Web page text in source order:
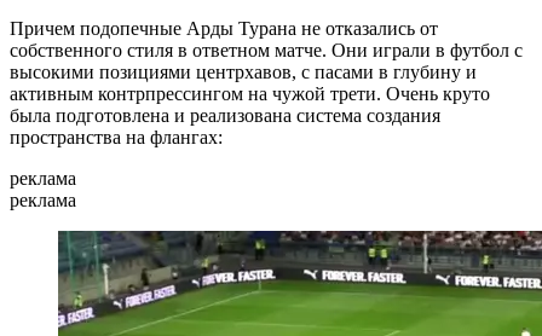
Причем подопечные Арды Турана не отказались от
собственного стиля в ответном матче. Они играли в футбол с
высокими позициями центрхавов, с пасами в глубину и
активным контрпрессингом на чужой трети. Очень круто
была подготовлена и реализована система создания
пространства на флангах:
реклама
реклама